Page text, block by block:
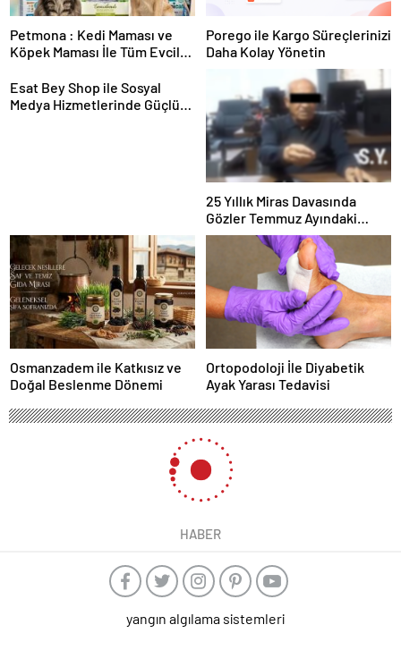
Petmona : Kedi Maması ve
Köpek Maması İle Tüm Evcil
Porego ile Kargo Süreçlerinizi
Daha Kolay Yönetin
Esat Bey Shop ile Sosyal
Medya Hizmetlerinde Güçlü
25 Yıllık Miras Davasında
Gözler Temmuz Ayındaki
Karar Duruşmasına Çevrildi
Osmanzadem ile Katkısız ve
Doğal Beslenme Dönemi
Ortopodoloji İle Diyabetik
Ayak Yarası Tedavisi
HABER
yangın algılama sistemleri